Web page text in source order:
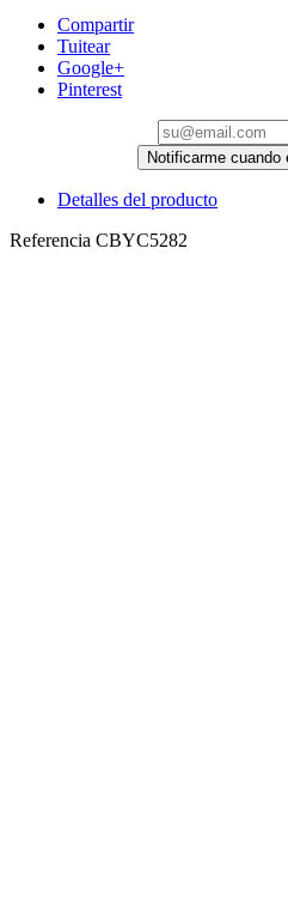
Compartir
Tuitear
Google+
Pinterest
Notificarme cuando
Detalles del producto
Referencia CBYC5282